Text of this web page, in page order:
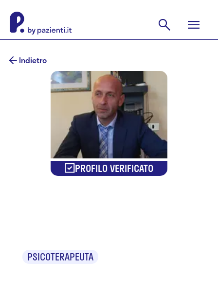
Indietro
PROFILO VERIFICATO
PSICOTERAPEUTA